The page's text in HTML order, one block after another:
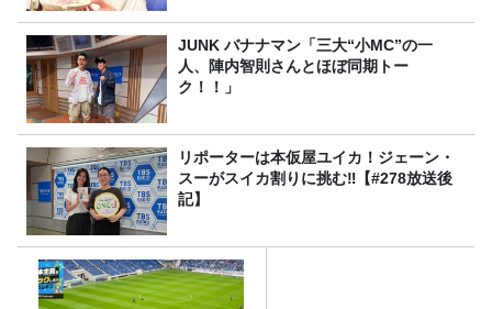
JUNK バナナマン「三大“小MC”の一
人、陣内智則さんとほぼ同期トー
ク！！」
リポーターは本仮屋ユイカ！ジェーン・
スーがスイカ割りに挑む‼【#278放送後
記】